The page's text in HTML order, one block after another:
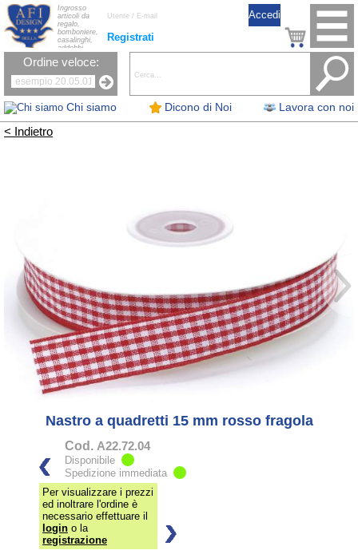
Chi siamo Dicono di Noi Lavora con noi
Registrati
Ingrosso
articoli da
regalo,
bomboniere,
casalinghi,
addobbi
natalizi, nastri,
oggettistica,
la tavola, fiori
artificiali e
candele.
Ordine veloce:
< Indietro
Nastro a quadretti 15 mm rosso fragola
Cod. A22.72.04
Disponibile
Spedizione immediata
Per visualizzare i prezzi
ed inoltrare l'ordine è
necessario effettuare il
login o la
registrazione